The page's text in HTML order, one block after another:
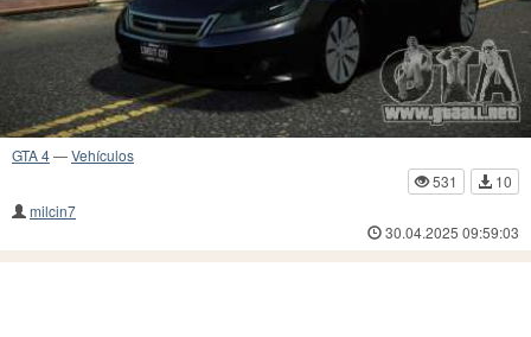
GTA 4—Vehículos
531
10
milcin7
30.04.2025 09:59:03